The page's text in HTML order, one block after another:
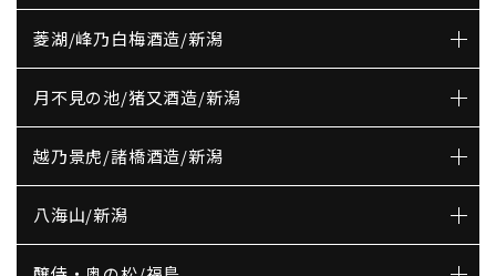
菱湖/峰乃白梅酒造/新潟
月不見の池/猪又酒造/新潟
越乃景虎/諸橋酒造/新潟
八海山/新潟